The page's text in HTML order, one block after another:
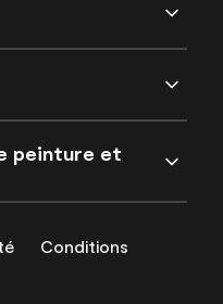
peinture et
Conditions